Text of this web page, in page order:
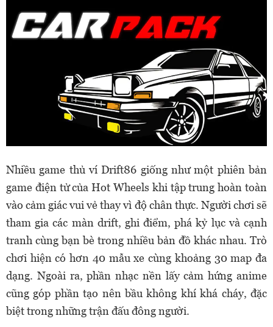
Nhiều game thủ ví Drift86 giống như một phiên bản
game điện tử của Hot Wheels khi tập trung hoàn toàn
vào cảm giác vui vẻ thay vì độ chân thực. Người chơi sẽ
tham gia các màn drift, ghi điểm, phá kỷ lục và cạnh
tranh cùng bạn bè trong nhiều bản đồ khác nhau. Trò
chơi hiện có hơn 40 mẫu xe cùng khoảng 30 map đa
dạng. Ngoài ra, phần nhạc nền lấy cảm hứng anime
cũng góp phần tạo nên bầu không khí khá cháy, đặc
biệt trong những trận đấu đông người.